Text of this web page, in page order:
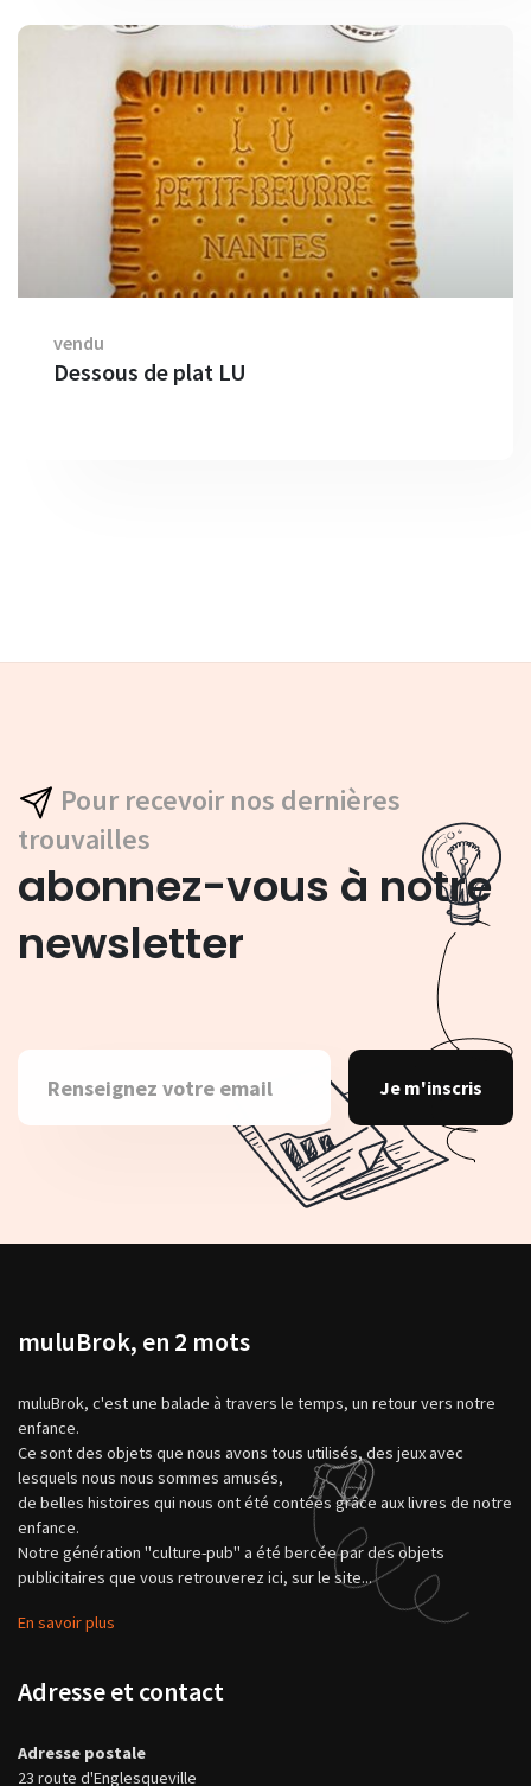
vendu
Dessous de plat LU
Pour recevoir nos dernières
trouvailles
abonnez-vous à notre
newsletter
Je m'inscris
muluBrok, en 2 mots
muluBrok, c'est une balade à travers le temps, un retour vers notre
enfance.
Ce sont des objets que nous avons tous utilisés, des jeux avec
lesquels nous nous sommes amusés,
de belles histoires qui nous ont été contées grâce aux livres de notre
enfance.
Notre génération "culture-pub" a été bercée par des objets
publicitaires que vous retrouverez ici, sur le site...
En savoir plus
Adresse et contact
Adresse postale
23 route d'Englesqueville